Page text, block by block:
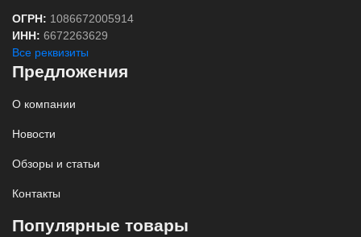
ОГРН: 1086672005914
ИНН: 6672263629
Все реквизиты
Предложения
О компании
Новости
Обзоры и статьи
Контакты
Популярные товары